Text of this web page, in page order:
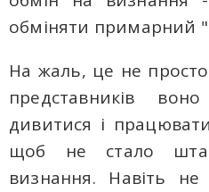
обміняти примарний
На жаль, це не
представників
дивитися і
щоб не стало
визнання. Навіть